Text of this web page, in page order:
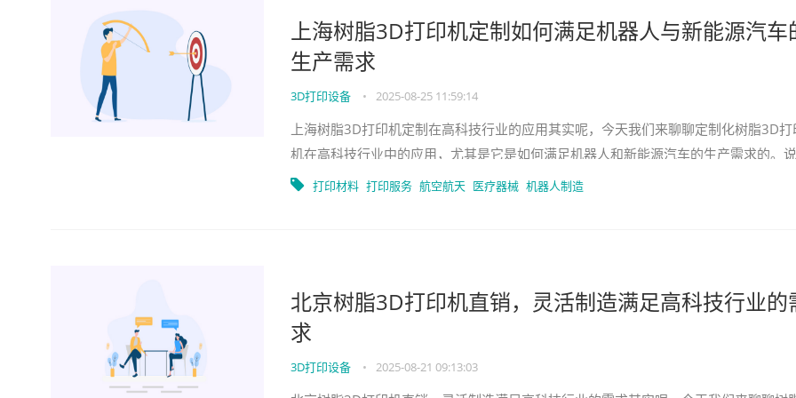
上海树脂3D打印机定制如何满足机器人与新能源汽车
生产需求
3D打印设备 • 2025-08-25 11:59:14
上海树脂3D打印机定制在高科技行业的应用其实呢，今天我们来聊聊定制化树脂3D打
机在高科技行业中的应用，尤其是它是如何满足机器人和新能源汽车的生产需求的。
话，这个话题可真的是越来越热了，尤其是在上
打印材料 打印服务 航空航天 医疗器械 机器人制造
北京树脂3D打印机直销，灵活制造满足高科技行业的
求
3D打印设备 • 2025-08-21 09:13:03